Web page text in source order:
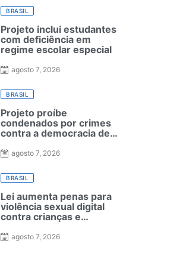
BRASIL
Projeto inclui estudantes
com deficiência em
regime escolar especial
agosto 7, 2026
BRASIL
Projeto proíbe
condenados por crimes
contra a democracia de
Forças Armadas
agosto 7, 2026
BRASIL
Lei aumenta penas para
violência sexual digital
contra crianças e
punições
agosto 7, 2026